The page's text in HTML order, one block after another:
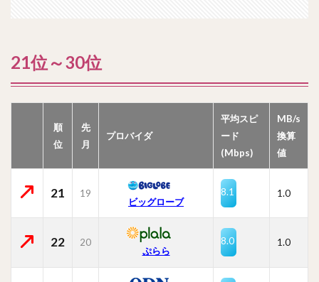
21位～30位
順
位
先
月
プロバイダ
平均スピ
ード
(Mbps)
MB/s
換算
値
21 19
ビッグローブ
8.1 1.0
22 20
ぷらら
8.0 1.0